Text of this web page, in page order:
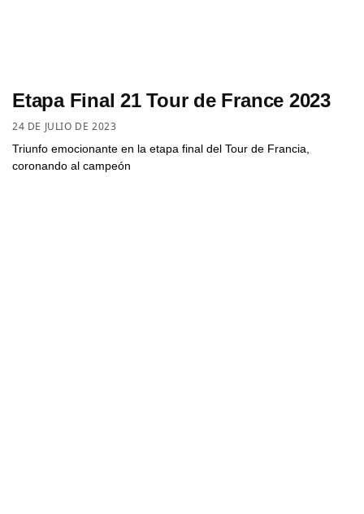
Etapa Final 21 Tour de France 2023
24 DE JULIO DE 2023
Triunfo emocionante en la etapa final del Tour de Francia,
coronando al campeón